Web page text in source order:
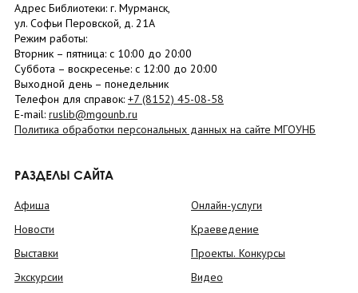
Адрес Библиотеки: г. Мурманск,
ул. Софьи Перовской, д. 21А
Режим работы:
Вторник – пятница: с 10:00 до 20:00
Суббота – воскресенье: c 12:00 до 20:00
Выходной день – понедельник
Телефон для справок: +7 (8152) 45-08-58
E-mail: ruslib@mgounb.ru
Политика обработки персональных данных на сайте МГОУНБ
РАЗДЕЛЫ САЙТА
Афиша
Новости
Выставки
Экскурсии
Онлайн-услуги
Краеведение
Проекты. Конкурсы
Видео